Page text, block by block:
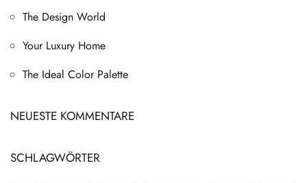
The Design World
Your Luxury Home
The Ideal Color Palette
NEUESTE KOMMENTARE
SCHLAGWÖRTER